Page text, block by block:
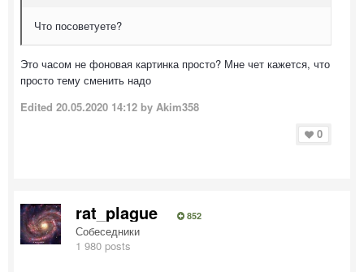
Что посоветуете?
Это часом не фоновая картинка просто? Мне чет кажется, что
просто тему сменить надо
Edited 20.05.2020 14:12 by Akim358
0
rat_plague 852
Собеседники
1 980 posts